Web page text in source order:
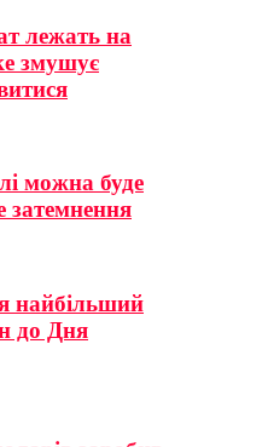
лежать на
змушує
можна буде
затемнення
найбільший
до Дня